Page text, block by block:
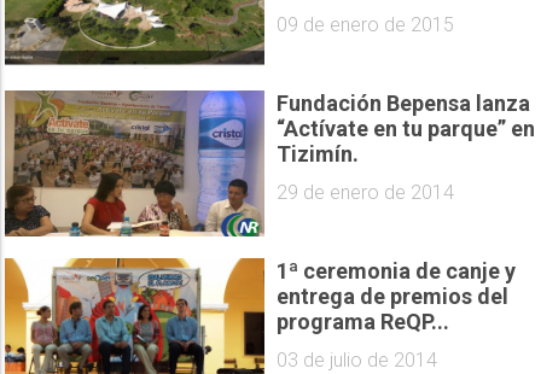
09 de enero de 2015
Fundación Bepensa lanza
“Actívate en tu parque” en
Tizimín.
29 de enero de 2014
1ª ceremonia de canje y
entrega de premios del
programa ReQP...
03 de julio de 2014